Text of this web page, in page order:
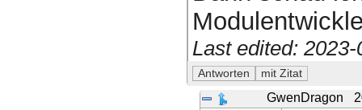
Last edited:
GwenDragon